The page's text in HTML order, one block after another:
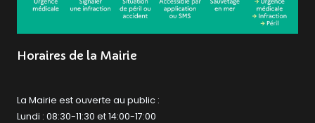
Horaires de la Mairie
La Mairie est ouverte au public :
Lundi : 08:30-11:30 et 14:00-17:00